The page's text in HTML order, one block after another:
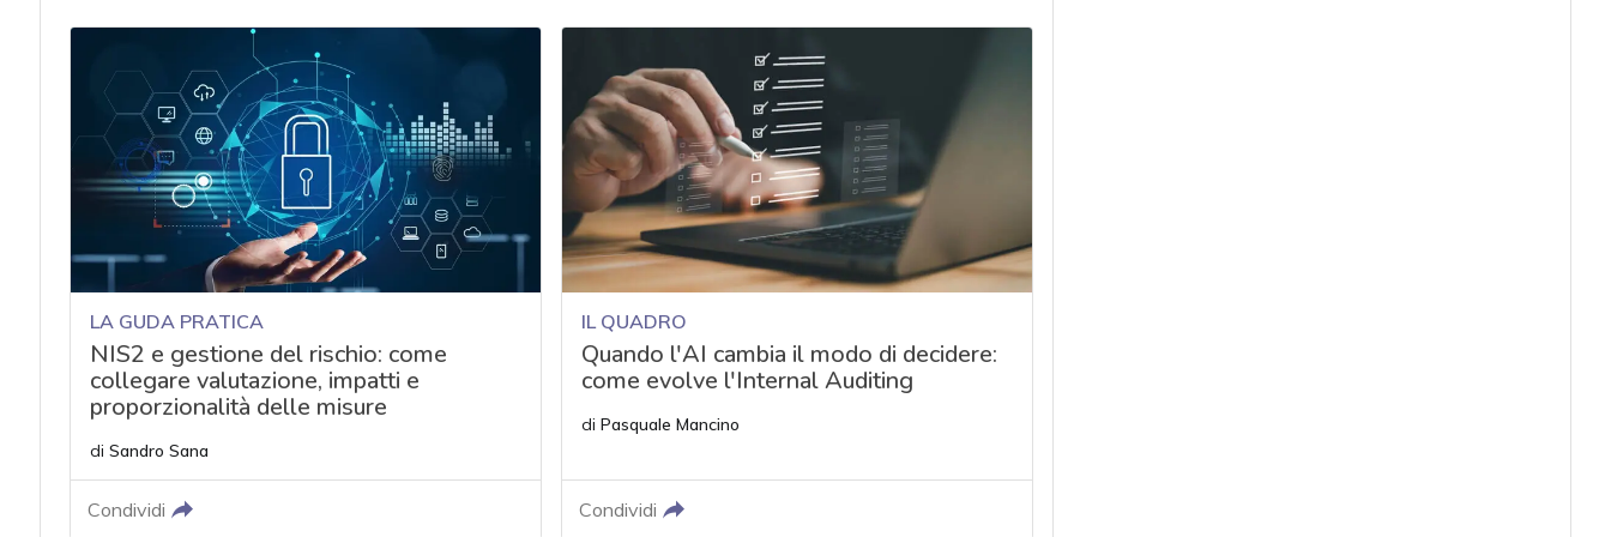
LA GUDA PRATICA
NIS2 e gestione del rischio: come
collegare valutazione, impatti e
proporzionalità delle misure
di Sandro Sana
Condividi
IL QUADRO
Quando l'AI cambia il modo di decidere:
come evolve l'Internal Auditing
di Pasquale Mancino
Condividi